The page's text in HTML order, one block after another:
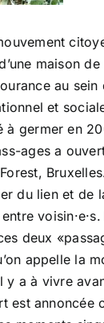
maison de
au sein
et
à germer en
ages a
du lien et de
deux
appelle la
y a à vivre
est annoncée